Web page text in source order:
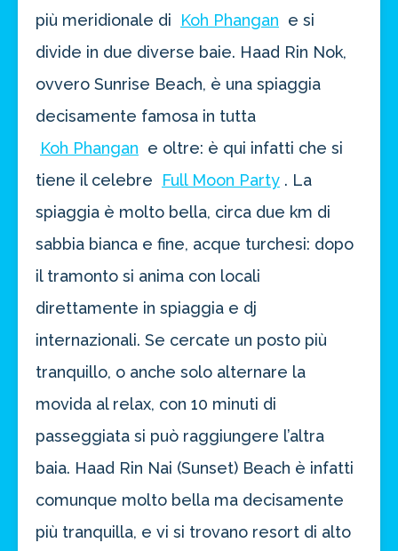
più meridionale di
Koh Phangan e si
divide in due diverse baie. Haad Rin Nok,
ovvero Sunrise Beach, è una spiaggia
decisamente famosa in tutta
Koh Phangan e oltre: è qui infatti che si
tiene il celebre
Full Moon Party . La
spiaggia è molto bella, circa due km di
sabbia bianca e fine, acque turchesi: dopo
il tramonto si anima con locali
direttamente in spiaggia e dj
internazionali. Se cercate un posto più
tranquillo, o anche solo alternare la
movida al relax, con 10 minuti di
passeggiata si può raggiungere l’altra
baia. Haad Rin Nai (Sunset) Beach è infatti
comunque molto bella ma decisamente
più tranquilla, e vi si trovano resort di alto